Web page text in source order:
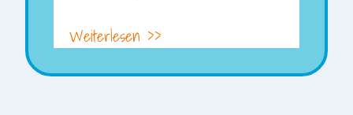
Weiterlesen >>